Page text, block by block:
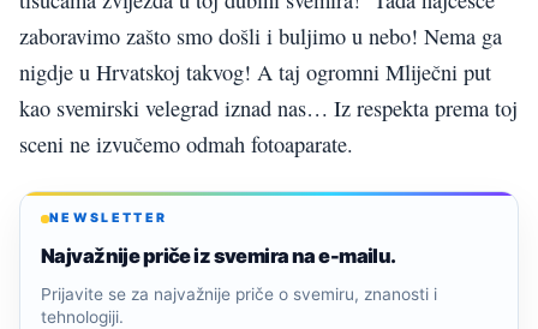
zaboravimo zašto smo došli i buljimo u nebo! Nema ga
nigdje u Hrvatskoj takvog! A taj ogromni Mliječni put
kao svemirski velegrad iznad nas… Iz respekta prema toj
sceni ne izvučemo odmah fotoaparate.
NEWSLETTER
Najvažnije priče iz svemira na e-mailu.
Prijavite se za najvažnije priče o svemiru, znanosti i
tehnologiji.